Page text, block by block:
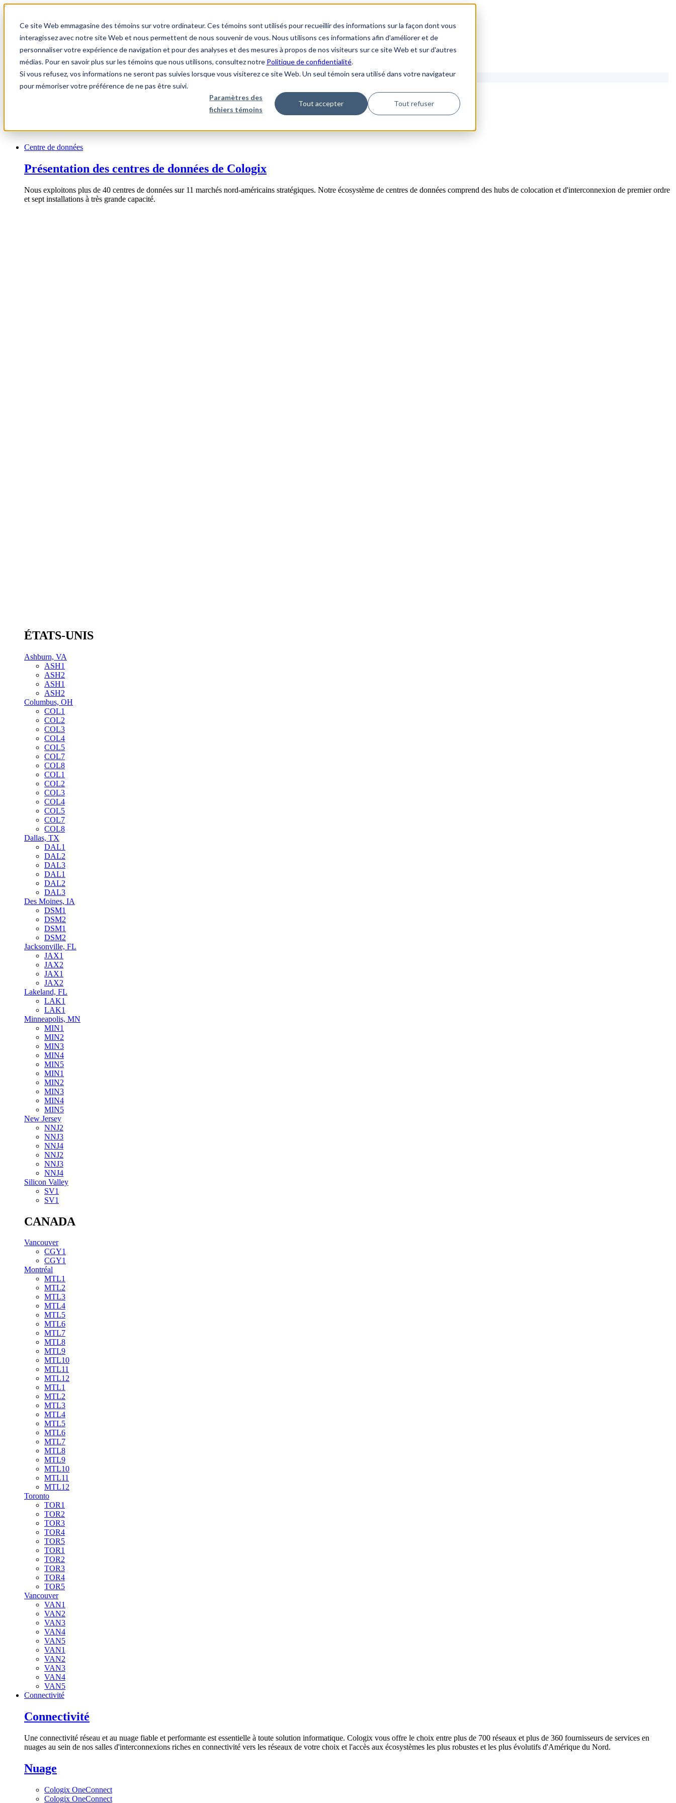
Ce site Web emmagasine des témoins sur votre ordinateur. Ces témoins sont utilisés pour recueillir des informations sur la façon dont vous
interagissez avec notre site Web et nous permettent de nous souvenir de vous. Nous utilisons ces informations afin d'améliorer et de
personnaliser votre expérience de navigation et pour des analyses et des mesures à propos de nos visiteurs sur ce site Web et sur d'autres
médias. Pour en savoir plus sur les témoins que nous utilisons, consultez notre Politique de confidentialité.
Si vous refusez, vos informations ne seront pas suivies lorsque vous visiterez ce site Web. Un seul témoin sera utilisé dans votre navigateur
pour mémoriser votre préférence de ne pas être suivi.
Paramètres des
fichiers témoins
Tout accepter Tout refuser
1.866.931.9661
Login
FR
Centre de données
Présentation des centres de données de Cologix
Nous exploitons plus de 40 centres de données sur 11 marchés nord-américains stratégiques. Notre écosystème de centres de données comprend des hubs de colocation et d'interconnexion de premier ordre
et sept installations à très grande capacité.
ÉTATS-UNIS
Ashburn, VA
ASH1
ASH2
ASH1
ASH2
Columbus, OH
COL1
COL2
COL3
COL4
COL5
COL7
COL8
COL1
COL2
COL3
COL4
COL5
COL7
COL8
Dallas, TX
DAL1
DAL2
DAL3
DAL1
DAL2
DAL3
Des Moines, IA
DSM1
DSM2
DSM1
DSM2
Jacksonville, FL
JAX1
JAX2
JAX1
JAX2
Lakeland, FL
LAK1
LAK1
Minneapolis, MN
MIN1
MIN2
MIN3
MIN4
MIN5
MIN1
MIN2
MIN3
MIN4
MIN5
New Jersey
NNJ2
NNJ3
NNJ4
NNJ2
NNJ3
NNJ4
Silicon Valley
SV1
SV1
CANADA
Vancouver
CGY1
CGY1
Montréal
MTL1
MTL2
MTL3
MTL4
MTL5
MTL6
MTL7
MTL8
MTL9
MTL10
MTL11
MTL12
MTL1
MTL2
MTL3
MTL4
MTL5
MTL6
MTL7
MTL8
MTL9
MTL10
MTL11
MTL12
Toronto
TOR1
TOR2
TOR3
TOR4
TOR5
TOR1
TOR2
TOR3
TOR4
TOR5
Vancouver
VAN1
VAN2
VAN3
VAN4
VAN5
VAN1
VAN2
VAN3
VAN4
VAN5
Connectivité
Connectivité
Une connectivité réseau et au nuage fiable et performante est essentielle à toute solution informatique. Cologix vous offre le choix entre plus de 700 réseaux et plus de 360 fournisseurs de services en
nuages au sein de nos salles d'interconnexions riches en connectivité vers les réseaux de votre choix et l'accès aux écosystèmes les plus robustes et les plus évolutifs d'Amérique du Nord.
Nuage
Cologix OneConnect
Cologix OneConnect